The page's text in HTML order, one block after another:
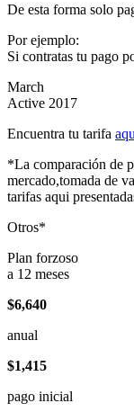
De esta forma solo
Por ejemplo:
Si contratas tu pago
March
Active 2017
Encuentra tu tarifa
*La comparación de
mercado,tomada de
tarifas aqui
Otros*
Plan forzoso
a 12 meses
$6,640
anual
$1,415
pago inicial